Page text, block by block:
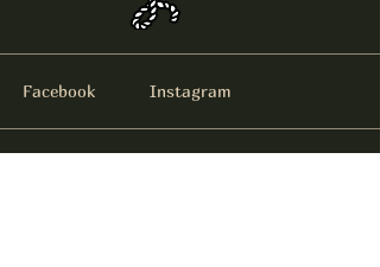
Facebook Instagram